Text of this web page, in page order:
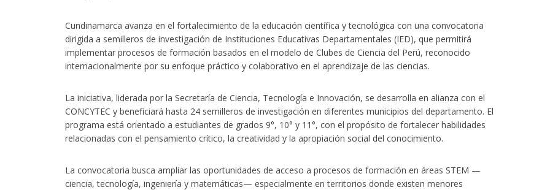
Cundinamarca avanza en el fortalecimiento de la educación científica y tecnológica con una convocatoria
dirigida a semilleros de investigación de Instituciones Educativas Departamentales (IED), que permitirá
implementar procesos de formación basados en el modelo deClubes de Ciencia del Perú, reconocido
internacionalmente por su enfoque práctico y colaborativo en el aprendizaje de las ciencias.
La iniciativa, liderada por la Secretaría de Ciencia, Tecnología e Innovación, se desarrolla en alianza con el
CONCYTEC y beneficiará hasta 24 semilleros de investigación en diferentes municipios del departamento. El
programa está orientado a estudiantes de grados 9°, 10° y 11°, con el propósito de fortalecer habilidades
relacionadas con el pensamiento crítico, la creatividad y la apropiación social del conocimiento.
La convocatoria busca ampliar las oportunidades de acceso a procesos de formación en áreas STEM —
ciencia, tecnología, ingeniería y matemáticas— especialmente en territorios donde existen menores